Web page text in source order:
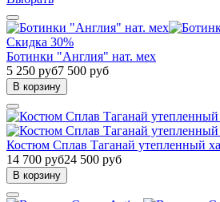
Скидка 30%
Ботинки "Англия" нат. мех
5 250 руб7 500 руб
В корзину
Костюм Сплав Таганай утепленный
14 700 руб24 500 руб
В корзину